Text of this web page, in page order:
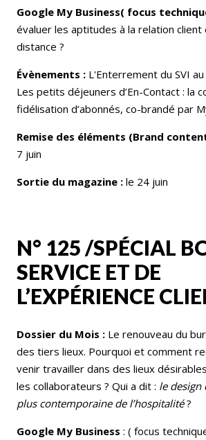
Google My Business( focus
évaluer les aptitudes à la relation client
distance ?
Évènements : L'Enterrement du SVI
Les petits déjeuners d’En-Contact : la
fidélisation d’abonnés, co-brandé par
Remise des éléments (Brand
7 juin
Sortie du magazine : le 24 juin
N° 125 /SPÉCIAL
SERVICE ET DE
L’EXPÉRIENCE
Dossier du Mois : Le renouveau du
des tiers lieux. Pourquoi et comment
venir travailler dans des lieux
les collaborateurs ? Qui a dit : le design
plus contemporaine de l’hospitalité?
Google My Business : ( focus